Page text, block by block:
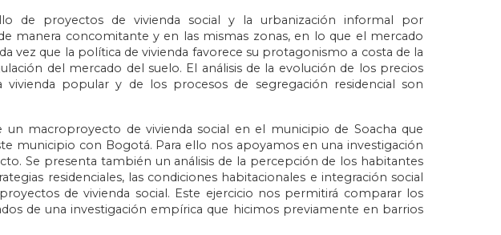
de proyectos de vivienda social y la urbanización informal por
manera concomitante y en las mismas zonas, en lo que el mercado
que la política de vivienda favorece su protagonismo a costa de la
del mercado del suelo. El análisis de la evolución de los precios
popular y de los procesos de segregación residencial son
un macroproyecto de vivienda social en el municipio de Soacha que
municipio con Bogotá. Para ello nos apoyamos en una investigación
Se presenta también un análisis de la percepción de los habitantes
residenciales, las condiciones habitacionales e integración social
de vivienda social. Este ejercicio nos permitirá comparar los
de una investigación empírica que hicimos previamente en barrios